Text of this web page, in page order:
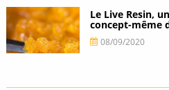
Le Live Resin,
concept-même
08/09/2020